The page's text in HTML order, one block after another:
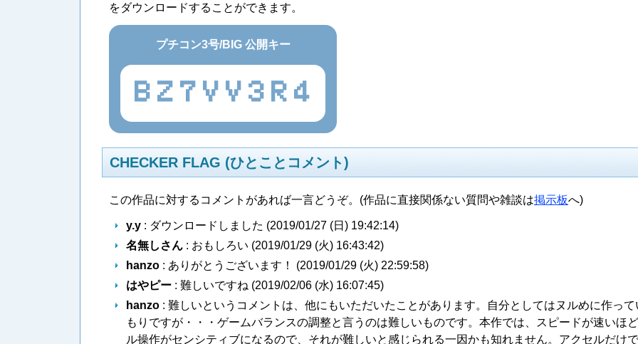
をダウンロードすることができます。
プチコン3号/BIG 公開キー
BZ7VV3R4
CHECKER FLAG (ひとことコメント)
この作品に対するコメントがあれば一言どうぞ。(作品に直接関係ない質問や雑談は掲示板へ)
y.y : ダウンロードしました (2019/01/27 (日) 19:42:14)
名無しさん : おもしろい (2019/01/29 (火) 16:43:42)
hanzo : ありがとうございます！ (2019/01/29 (火) 22:59:58)
はやピー : 難しいですね (2019/02/06 (水) 16:07:45)
hanzo : 難しいというコメントは、他にもいただいたことがあります。自分としてはヌルめに作って
もりですが・・・ゲームバランスの調整と言うのは難しいものです。本作では、スピードが速いほ
ル操作がセンシティブになるので、それが難しいと感じられる一因かも知れません。アクセルだけ